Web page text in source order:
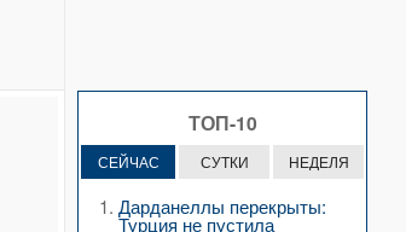
ТОП-10
СЕЙЧАС СУТКИ НЕДЕЛЯ
Дарданеллы перекрыты:
Турция не пустила